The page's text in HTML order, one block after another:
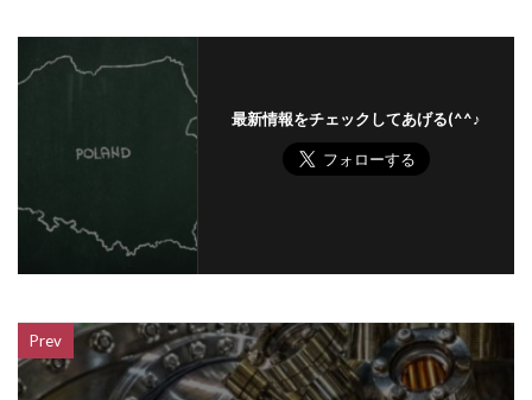
最新情報をチェックしてあげる(^^♪
Prev